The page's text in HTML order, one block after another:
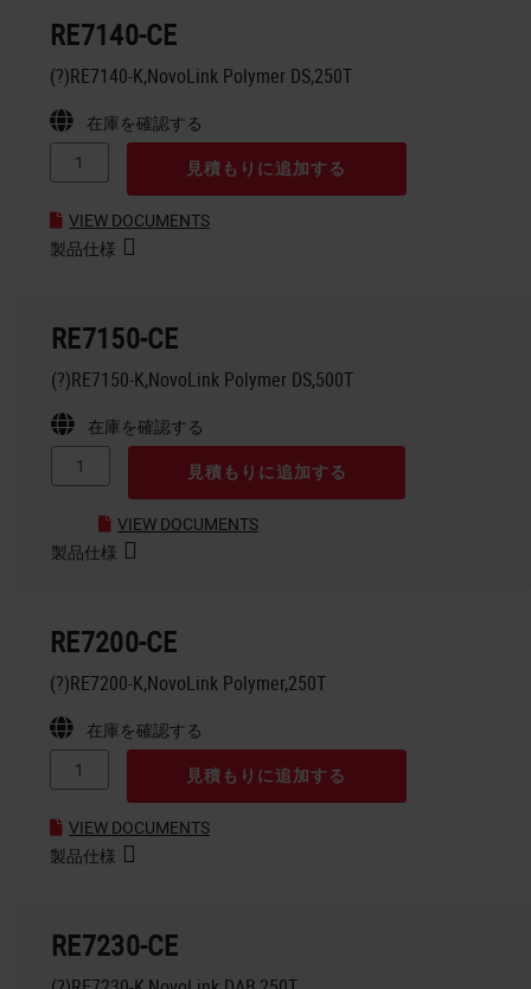
RE7140-CE
(?)RE7140-K,NovoLink Polymer DS,250T
在庫を確認する
見積もりに追加する
VIEW DOCUMENTS
製品仕様
RE7150-CE
(?)RE7150-K,NovoLink Polymer DS,500T
在庫を確認する
見積もりに追加する
VIEW DOCUMENTS
製品仕様
RE7200-CE
(?)RE7200-K,NovoLink Polymer,250T
在庫を確認する
見積もりに追加する
VIEW DOCUMENTS
製品仕様
RE7230-CE